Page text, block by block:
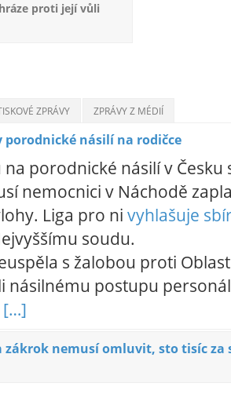
proti její vůli
ZPRÁVY ZPRÁVY Z MÉDIÍ
porodnické násilí na rodičce
na porodnické násilí v
nemocnici v Náchodě
Liga pro ni vyhlašuje
soudu.
s žalobou proti
násilnému postupu
[…]
zákrok nemusí omluvit, sto tisíc za